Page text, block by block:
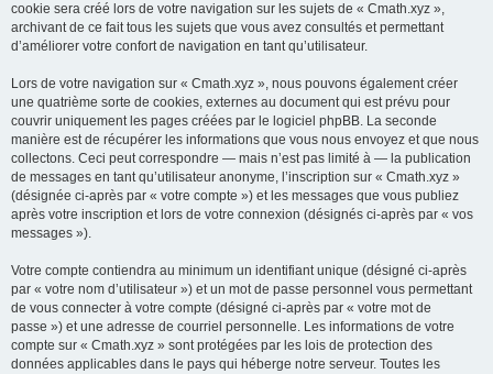
cookie sera créé lors de votre navigation sur les sujets de « Cmath.xyz »,
archivant de ce fait tous les sujets que vous avez consultés et permettant
d’améliorer votre confort de navigation en tant qu’utilisateur.
Lors de votre navigation sur « Cmath.xyz », nous pouvons également créer
une quatrième sorte de cookies, externes au document qui est prévu pour
couvrir uniquement les pages créées par le logiciel phpBB. La seconde
manière est de récupérer les informations que vous nous envoyez et que nous
collectons. Ceci peut correspondre — mais n’est pas limité à — la publication
de messages en tant qu’utilisateur anonyme, l’inscription sur « Cmath.xyz »
(désignée ci-après par « votre compte ») et les messages que vous publiez
après votre inscription et lors de votre connexion (désignés ci-après par « vos
messages »).
Votre compte contiendra au minimum un identifiant unique (désigné ci-après
par « votre nom d’utilisateur ») et un mot de passe personnel vous permettant
de vous connecter à votre compte (désigné ci-après par « votre mot de
passe ») et une adresse de courriel personnelle. Les informations de votre
compte sur « Cmath.xyz » sont protégées par les lois de protection des
données applicables dans le pays qui héberge notre serveur. Toutes les